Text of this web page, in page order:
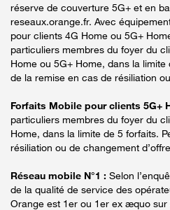
réserve de couverture 5G+ et en
reseaux.orange.fr. Avec
pour clients 4G Home ou 5G+
particuliers membres du foyer du
Home ou 5G+ Home, dans la
de la remise en cas de résiliation
Forfaits Mobile pour clients 5G+
particuliers membres du foyer du
Home, dans la limite de 5 forfaits.
résiliation ou de changement
Réseau mobile N°1 : Selon
de la qualité de service des
Orange est 1er ou 1er ex æquo